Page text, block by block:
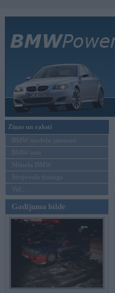
Ziņas un raksti
BMW modeļu jaunumi
BMW testi
Mēneša BMW
Sērijveida tūnings
Vel...
Gadījuma bilde